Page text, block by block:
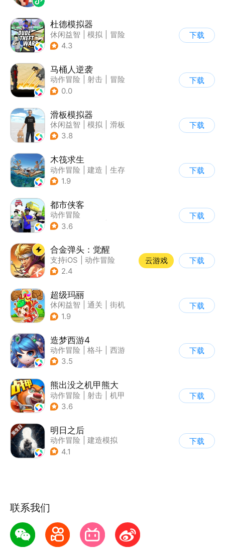
杜德模拟器
休闲益智 模拟
冒险
| 写实
4.3
下载
马桶人逆袭
动作冒险 射击
冒险
| 像素风
0.0
下载
滑板模拟器
休闲益智 模拟
滑板
| 卡通
3.8
下载
木筏求生
动作冒险 建造
生存
| 写实
1.9
下载
都市侠客
动作冒险
| 第一人称射击
3.6
下载
合金弹头：觉醒
支持iOS
动作冒险
| 射击
2.4
云游戏 下载
超级玛丽
休闲益智 通关
街机
| 儿童游戏
1.9
下载
造梦西游4
动作冒险 格斗
西游
| 横版过关
3.5
下载
熊出没之机甲熊大
动作冒险 射击
机甲
| 熊出没
3.6
下载
明日之后
动作冒险
建造模拟
| 丧尸
4.1
下载
联系我们